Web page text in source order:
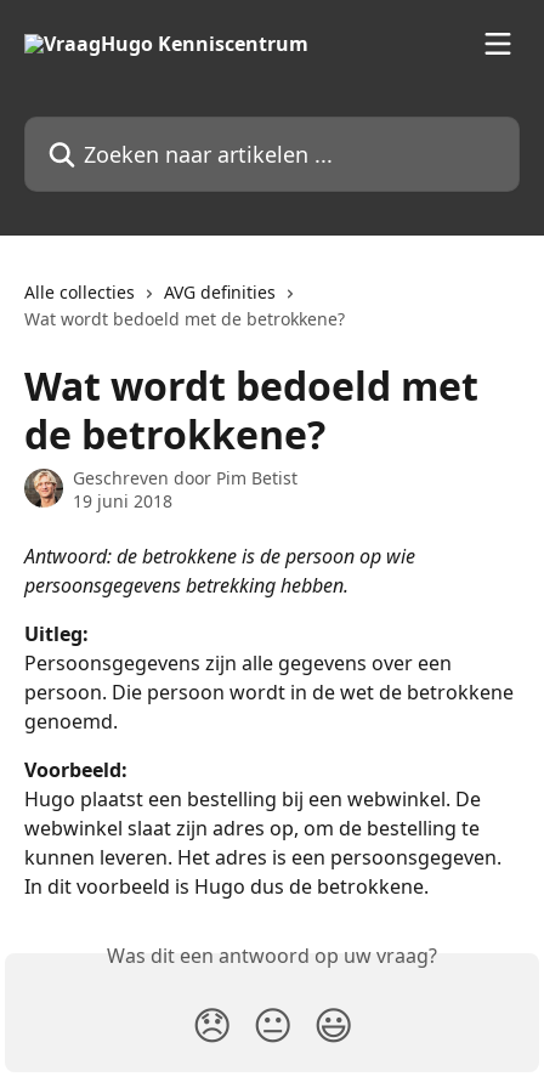
Zoeken naar artikelen ...
Alle collecties
AVG definities
Wat wordt bedoeld met de betrokkene?
Wat wordt bedoeld met
de betrokkene?
Geschreven door Pim Betist
19 juni 2018
Antwoord: de betrokkene is de persoon op wie
persoonsgegevens betrekking hebben.
Uitleg:
Persoonsgegevens zijn alle gegevens over een
persoon. Die persoon wordt in de wet de betrokkene
genoemd.
Voorbeeld:
Hugo plaatst een bestelling bij een webwinkel. De
webwinkel slaat zijn adres op, om de bestelling te
kunnen leveren. Het adres is een persoonsgegeven.
In dit voorbeeld is Hugo dus de betrokkene.
Was dit een antwoord op uw vraag?
😞 😐 😃